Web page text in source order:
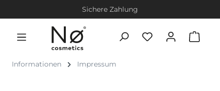
Sichere Zahlung
Informationen Impressum